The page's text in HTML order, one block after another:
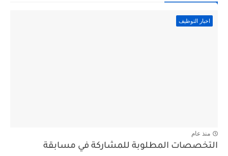
اخبار التوظيف
منذ عام
التخصصات المطلوبة للمشاركة في مسابقة